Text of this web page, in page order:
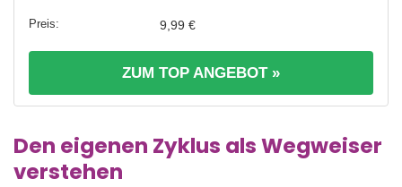
9,99 €
ZUM TOP ANGEBOT »
Den eigenen Zyklus als Wegweiser
verstehen